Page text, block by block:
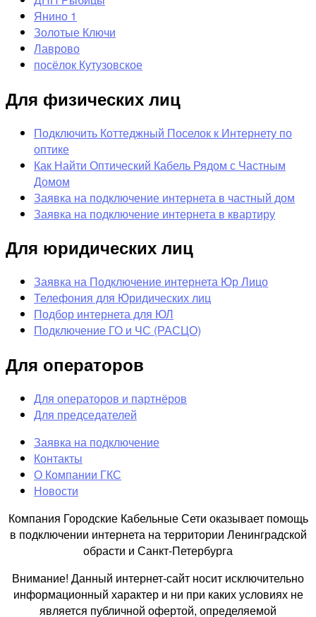
Янино 1
Золотые Ключи
Лаврово
посёлок Кутузовское
Для физических лиц
Подключить Коттеджный Поселок к Интернету по
оптике
Как Найти Оптический Кабель Рядом с Частным
Домом
Заявка на подключение интернета в частный дом
Заявка на подключение интернета в квартиру
Для юридических лиц
Заявка на Подключение интернета Юр Лицо
Телефония для Юридических лиц
Подбор интернета для ЮЛ
Подключение ГО и ЧС (РАСЦО)
Для операторов
Для операторов и партнёров
Для председателей
Заявка на подключение
Контакты
О Компании ГКС
Новости
Компания Городские Кабельные Сети оказывает помощь
в подключении интернета на территории Ленинградской
обрасти и Санкт-Петербурга
Внимание! Данный интернет-сайт носит исключительно
информационный характер и ни при каких условиях не
является публичной офертой, определяемой